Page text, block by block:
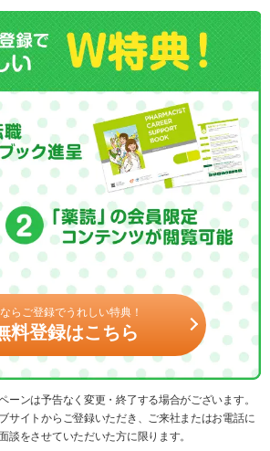
らご登録でうれしい特典！
料登録はこちら
ンは予告なく変更・終了する場合がございます。
サイトからご登録いただき、ご来社またはお電話に
談をさせていただいた方に限ります。